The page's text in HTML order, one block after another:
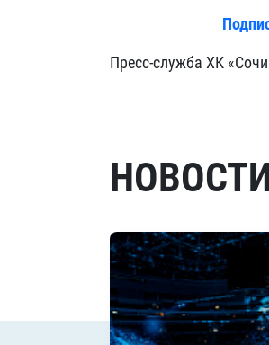
Пресс-служба ХК